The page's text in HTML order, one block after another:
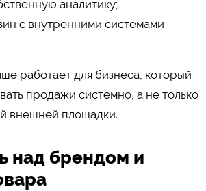
аналитику;
с внутренними системами
работает для бизнеса, который
продажи системно, а не только
внешней площадки.
над брендом и